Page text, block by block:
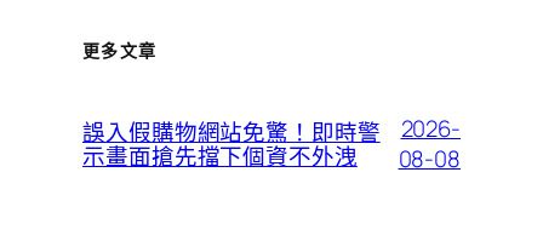
更多文章
誤入假購物網站免驚！即時警
示畫面搶先擋下個資不外洩
2026-
08-08